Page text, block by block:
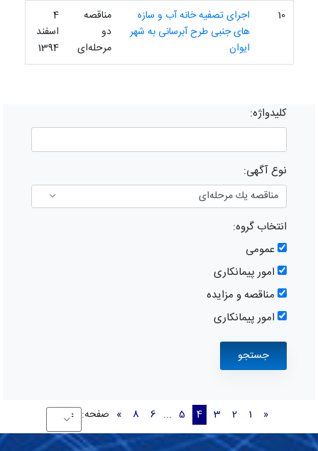
10
اجرای تصفیه خانه آب و سازه
های جنبی طرح آبرسانی به شهر
ایوان
مناقصه
دو
مرحله‌ای
4
اسفند
1394
کلیدواژه:
نوع آگهی:
انتخاب گروه:
عمومی
امور پیمانکاری
مناقصه و مزایده
امور پیمانکاری
«
1
2
3
4
5
...
6
8
» صفحه: